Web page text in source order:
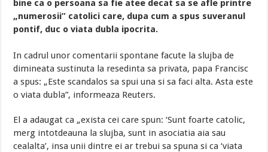
bine ca o persoana sa fie atee decat sa se afle printre
„numerosii” catolici care, dupa cum a spus suveranul
pontif, duc o viata dubla ipocrita.
In cadrul unor comentarii spontane facute la slujba de
dimineata sustinuta la resedinta sa privata, papa Francisc
a spus: „Este scandalos sa spui una si sa faci alta. Asta este
o viata dubla”, informeaza Reuters.
El a adaugat ca „exista cei care spun: ‘Sunt foarte catolic,
merg intotdeauna la slujba, sunt in asociatia aia sau
cealalta’, insa unii dintre ei ar trebui sa spuna si ca ‘viata